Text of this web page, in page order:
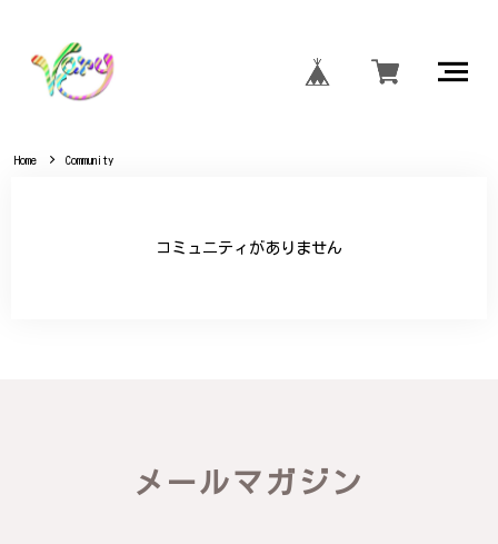
Home Community
コミュニティがありません
メールマガジン